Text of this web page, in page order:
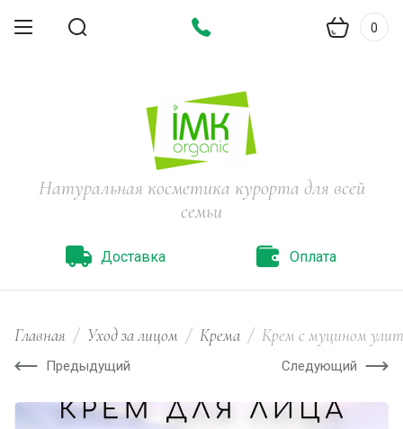
0
Натуральная косметика курорта для всей
семьи
Доставка Оплата
Главная / Уход за лицом / Крема / Крем с муцином
Предыдущий Следующий